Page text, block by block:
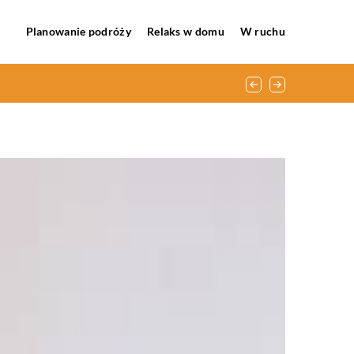
Planowanie podróży Relaks w domu W ruchu